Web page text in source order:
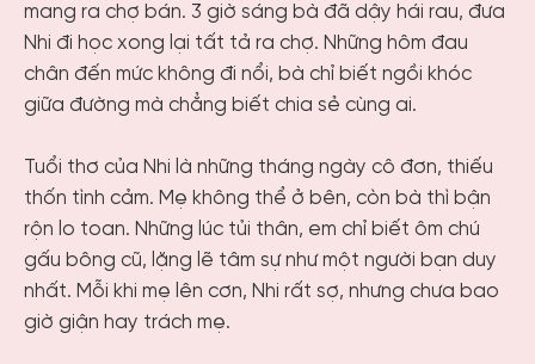
mang ra chợ bán. 3 giờ sáng bà đã dậy hái rau, đưa
Nhi đi học xong lại tất tả ra chợ. Những hôm đau
chân đến mức không đi nổi, bà chỉ biết ngồi khóc
giữa đường mà chẳng biết chia sẻ cùng ai.
Tuổi thơ của Nhi là những tháng ngày cô đơn, thiếu
thốn tình cảm. Mẹ không thể ở bên, còn bà thì bận
rộn lo toan. Những lúc tủi thân, em chỉ biết ôm chú
gấu bông cũ, lặng lẽ tâm sự như một người bạn duy
nhất. Mỗi khi mẹ lên cơn, Nhi rất sợ, nhưng chưa bao
giờ giận hay trách mẹ.